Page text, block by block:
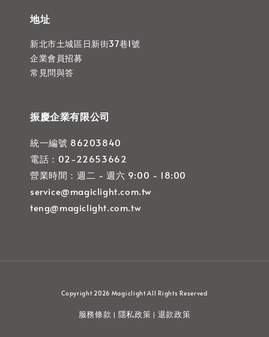
地址
新北市土城區日新街37巷1號
企業會員招募
常見問與答
振慶企業有限公司
統一編號 86203840
電話：02-22653662
營業時間：週二 - 週六 9:00 - 18:00
service@magiclight.com.tw
teng@magiclight.com.tw
Copyright 2026 Magiclight All Rights Reserved
服務條款 | 隱私政策 | 退款政策